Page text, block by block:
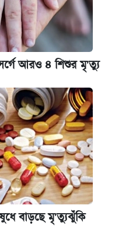
আরও ৪ শিশুর মৃ'ত্যু
বাড়ছে মৃ'ত্যুঝুঁকি